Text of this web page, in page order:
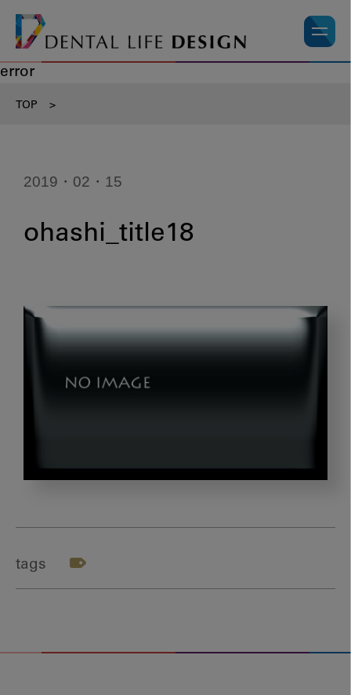
error
TOP >
2019・02・15
ohashi_title18
tags